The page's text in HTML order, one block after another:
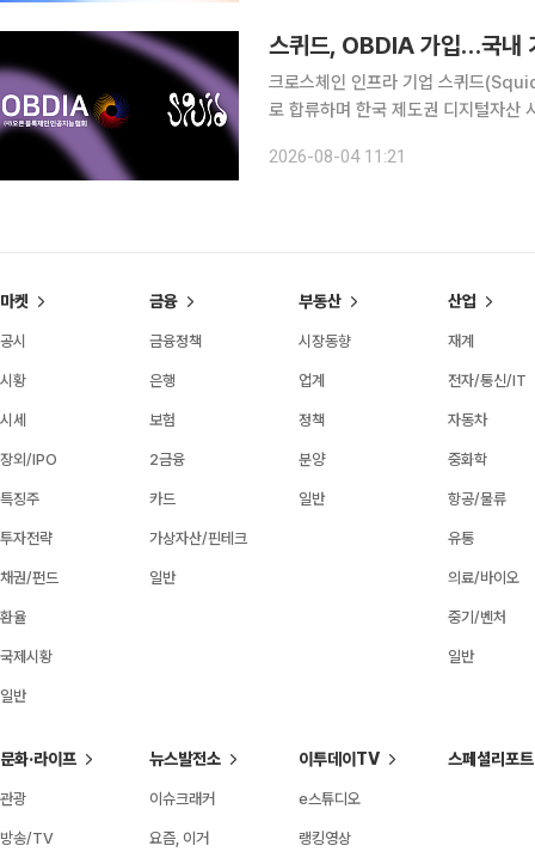
스퀴드, OBDIA 가입…국내
크로스체인 인프라 기업 스퀴드
로 합류하며 한국 제도권 디지털자산 시장 공략을 본격화
논의에 크로스체인 인프라 역량을 접
2026-08-04 11:21
마켓
공시
시황
시세
장외/IPO
특징주
투자전략
채권/펀드
환율
국제시황
일반
금융
금융정책
은행
보험
2금융
카드
가상자산/핀테크
일반
부동산
시장동향
업계
정책
분양
일반
산업
재계
전자/통신/IT
자동차
중화학
항공/물류
유통
의료/바이오
중기/벤처
일반
문화·라이프
관광
방송/TV
뉴스발전소
이슈크래커
요즘, 이거
이투데이TV
e스튜디오
랭킹영상
스페셜리포트